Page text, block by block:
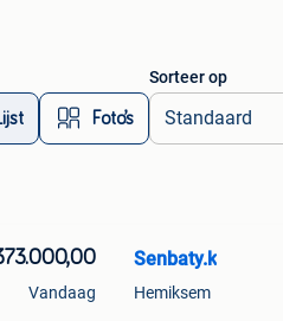
Foto’s
Sorteer op
Vandaag
Senbaty.k
Hemiksem